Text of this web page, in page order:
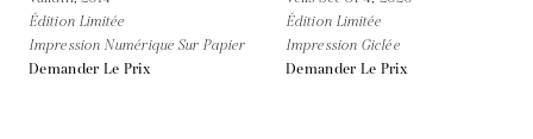
Édition Limitée
Impression Numérique Sur Papier
Demander Le Prix
Édition Limitée
Impression Giclée
Demander Le Prix